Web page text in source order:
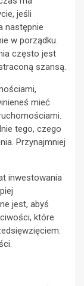
jeśli
następnie
w porządku.
często jest
szansą.
mieć
tego, czego
Przynajmniej
inwestowania
jest, abyś
które